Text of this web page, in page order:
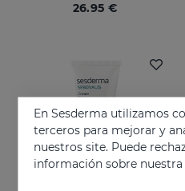
26.95 €
En Sesderma utilizamos
terceros para mejorar y
nuestros site. Puede
información sobre